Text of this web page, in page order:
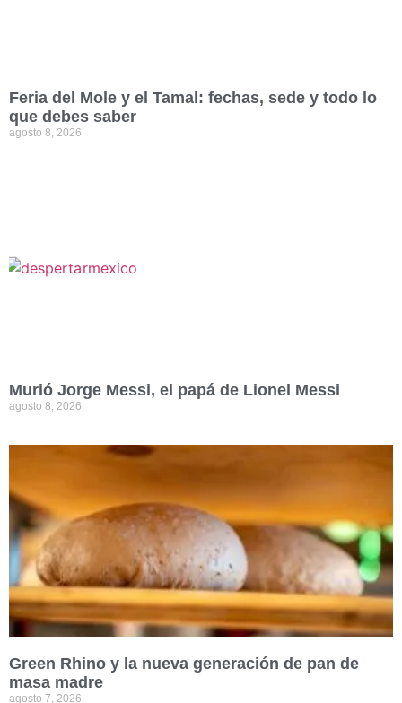
Feria del Mole y el Tamal: fechas, sede y todo lo
que debes saber
agosto 8, 2026
Murió Jorge Messi, el papá de Lionel Messi
agosto 8, 2026
Green Rhino y la nueva generación de pan de
masa madre
agosto 7, 2026